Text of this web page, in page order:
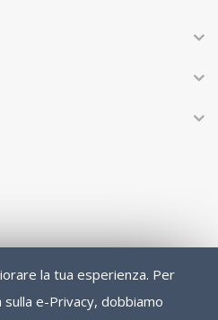
la tua esperienza. Per
e-Privacy, dobbiamo